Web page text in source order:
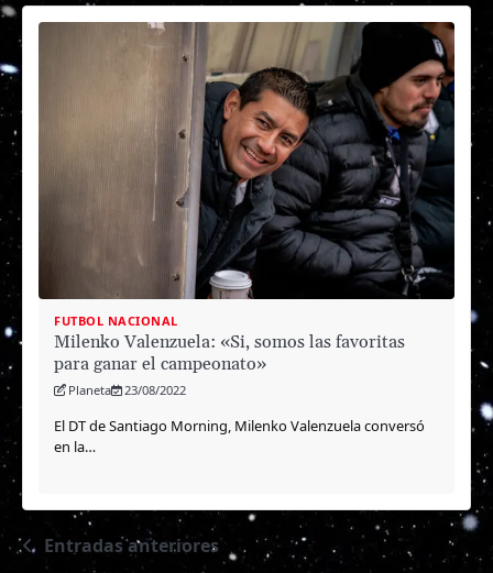
FUTBOL NACIONAL
Milenko Valenzuela: «Si, somos las favoritas
para ganar el campeonato»
Planeta 23/08/2022
El DT de Santiago Morning, Milenko Valenzuela conversó
en la…
Navegación
Entradas anteriores